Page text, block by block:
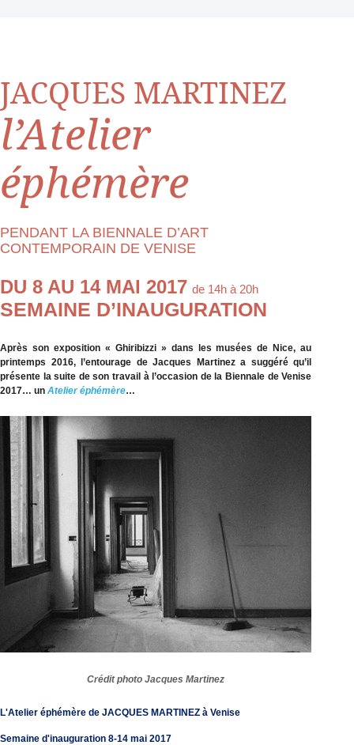
JACQUES MARTINEZ
l’Atelier
éphémère
PENDANT LA BIENNALE D’ART
CONTEMPORAIN DE VENISE
DU 8 AU 14 MAI 2017 de 14h à 20h
SEMAINE D’INAUGURATION
Après son exposition « Ghiribizzi » dans les musées de Nice, au
printemps 2016, l’entourage de Jacques Martinez a suggéré qu’il
présente la suite de son travail à l’occasion de la Biennale de Venise
2017… un Atelier éphémère…
Crédit photo Jacques Martinez
L'Atelier éphémère de JACQUES MARTINEZ à Venise
Semaine d'inauguration 8-14 mai 2017